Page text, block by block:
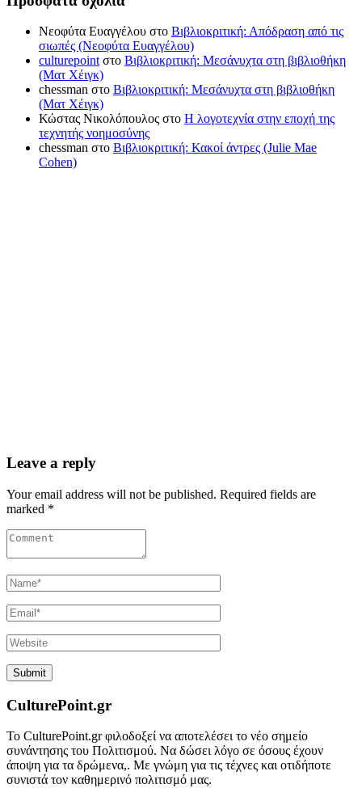
Νεοφύτα Ευαγγέλου στο Βιβλιοκριτική: Απόδραση από τις
σιωπές (Νεοφύτα Ευαγγέλου)
culturepointστο Βιβλιοκριτική: Μεσάνυχτα στη βιβλιοθήκη
(Ματ Χέιγκ)
chessman στο Βιβλιοκριτική: Μεσάνυχτα στη βιβλιοθήκη
(Ματ Χέιγκ)
Κώστας Νικολόπουλος στο Η λογοτεχνία στην εποχή της
τεχνητής νοημοσύνης
chessman στο Βιβλιοκριτική: Κακοί άντρες (Julie Mae
Cohen)
Leave a reply
Your email address will not be published. Required fields are
marked *
CulturePoint.gr
Το CulturePoint.gr φιλοδοξεί να αποτελέσει το νέο σημείο
συνάντησης του Πολιτισμού. Να δώσει λόγο σε όσους έχουν
άποψη για τα δρώμενα,. Με γνώμη για τις τέχνες και οτιδήποτε
συνιστά τον καθημερινό πολιτισμό μας.